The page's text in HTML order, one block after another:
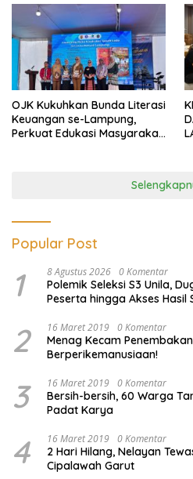
OJK Kukuhkan Bunda Literasi
Keuangan se-Lampung,
Perkuat Edukasi Masyarakat
Popular Post
1 8 Agustus 2026 0 Komentar
Polemik Seleksi S3 Unila,
Peserta hingga Akses Hasil
2 16 Maret 2019 0 Komentar
Menag Kecam
Berperikemanusiaan!
3 16 Maret 2019 0 Komentar
Bersih-bersih, 60 Warga
Padat Karya
4 16 Maret 2019 0 Komentar
2 Hari Hilang, Nelayan
Cipalawah Garut